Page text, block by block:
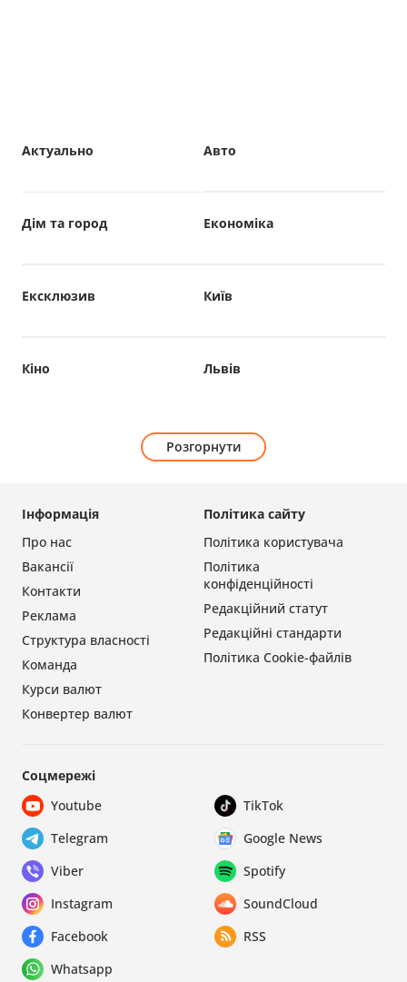
Авто
Актуально
Дім та город Економіка
Ексклюзив Київ
Кіно Львів
Розгорнути
Політика сайту
Політика користувача
Політика
конфіденційності
Редакційний статут
Редакційні стандарти
Політика Cookie-файлів
Інформація
Про нас
Вакансії
Контакти
Реклама
Структура власності
Команда
Курси валют
Конвертер валют
Соцмережі
Youtube
TikTok
Telegram
Google News
Viber
Spotify
Instagram
SoundCloud
Facebook
RSS
Whatsapp